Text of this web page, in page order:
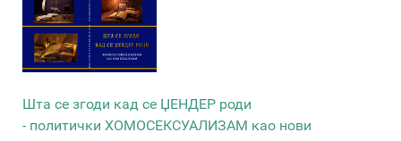
Шта се згоди кад се ЏЕНДЕР роди
- политички ХОМОСЕКСУАЛИЗАМ као нови